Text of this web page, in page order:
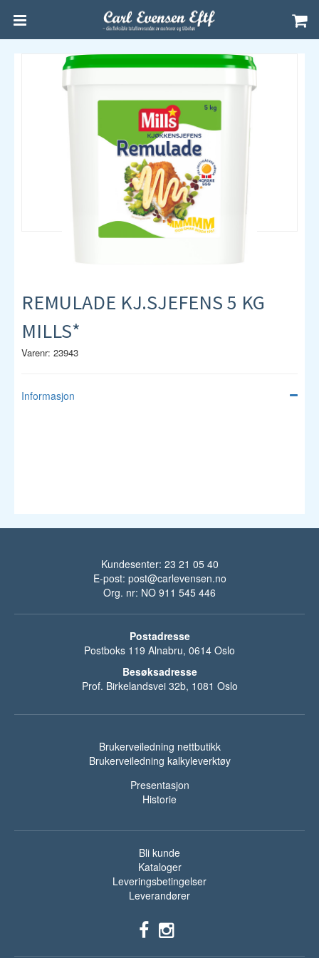
REMULADE KJ.SJEFENS 5 KG
MILLS*
Varenr: 23943
Informasjon
Kundesenter: 23 21 05 40
E-post: post@carlevensen.no
Org. nr: NO 911 545 446
Postadresse
Postboks 119 Alnabru, 0614 Oslo
Besøksadresse
Prof. Birkelandsvei 32b, 1081 Oslo
Brukerveiledning nettbutikk
Brukerveiledning kalkyleverktøy
Presentasjon
Historie
Bli kunde
Kataloger
Leveringsbetingelser
Leverandører